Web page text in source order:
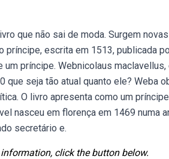
que não sai de moda. Surgem
príncipe, escrita em 1513, publicada
príncipe. Webnicolaus
seja tão atual quanto ele? Weba
O livro apresenta como um
nasceu em florença em 1469 numa
secretário e.
click the button below.